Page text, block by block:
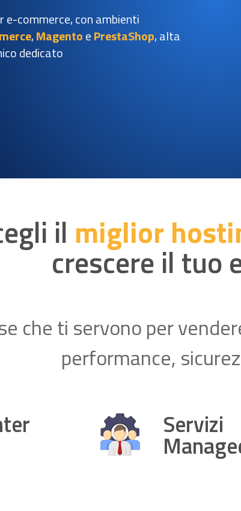
commerce, con ambienti
,MagentoePrestaShop, alta
dedicato
il miglior
crescere il tuo
che ti servono per
performance,
Servizi